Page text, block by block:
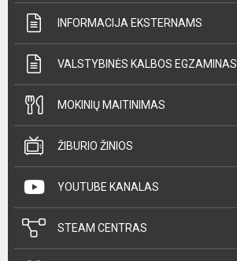
INFORMACIJA EKSTERNAMS
VALSTYBINĖS KALBOS EGZAMINAS
MOKINIŲ MAITINIMAS
ŽIBURIO ŽINIOS
YOUTUBE KANALAS
STEAM CENTRAS